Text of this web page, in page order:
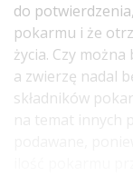
do
pokarmu i że
życia. Czy
a zwierzę nadal
składników
na temat innych